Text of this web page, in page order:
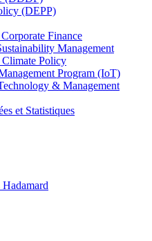
(DEPP)
Finance
Management
Policy
Program (IoT)
& Management
et Statistiques